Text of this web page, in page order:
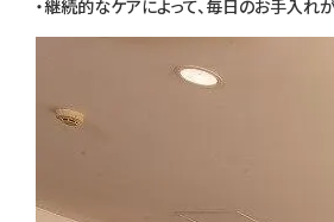
・継続的なケアによって、毎日のお手入れ